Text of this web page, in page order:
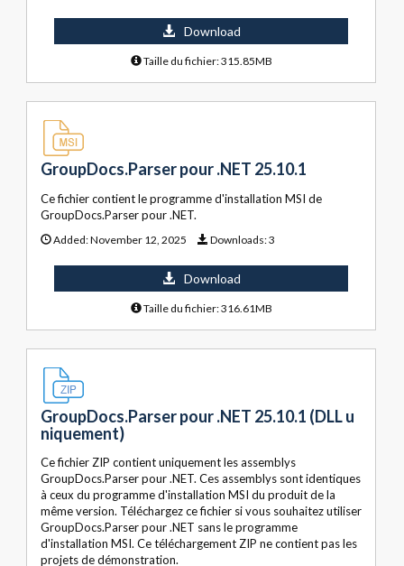
Download
Taille du fichier: 315.85MB
GroupDocs.Parser pour .NET 25.10.1
Ce fichier contient le programme d'installation MSI de
GroupDocs.Parser pour .NET.
Added:November 12, 2025 Downloads:3
Download
Taille du fichier: 316.61MB
GroupDocs.Parser pour .NET 25.10.1 (DLL u
niquement)
Ce fichier ZIP contient uniquement les assemblys
GroupDocs.Parser pour .NET. Ces assemblys sont identiques
à ceux du programme d'installation MSI du produit de la
même version. Téléchargez ce fichier si vous souhaitez utiliser
GroupDocs.Parser pour .NET sans le programme
d'installation MSI. Ce téléchargement ZIP ne contient pas les
projets de démonstration.